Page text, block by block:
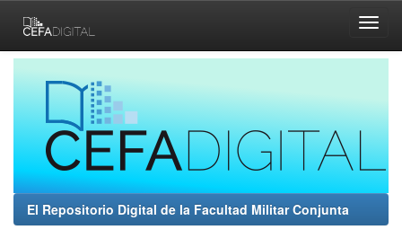
navigation
El Repositorio Digital de la Facultad Militar Conjunta